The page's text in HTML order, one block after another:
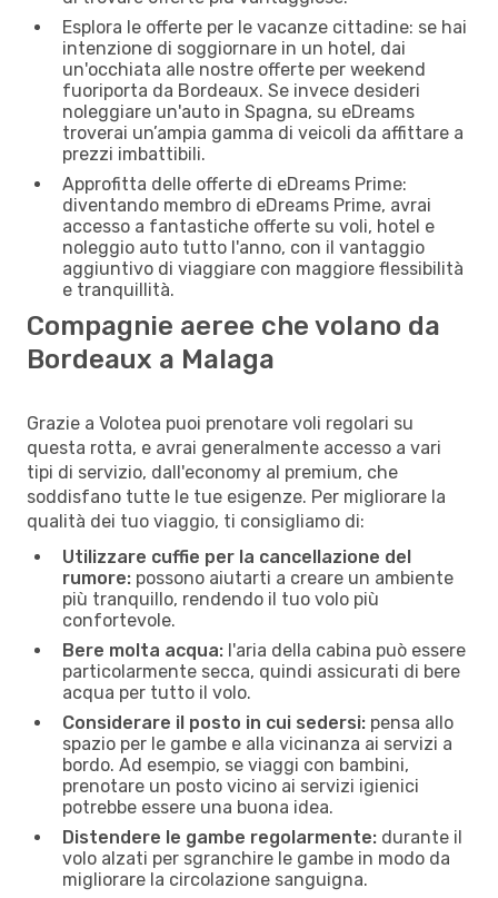
Esplora le offerte per le vacanze cittadine: se hai
intenzione di soggiornare in un hotel, dai
un'occhiata alle nostre offerte per weekend
fuoriporta da Bordeaux. Se invece desideri
noleggiare un'auto in Spagna, su eDreams
troverai un’ampia gamma di veicoli da affittare a
prezzi imbattibili.
Approfitta delle offerte di eDreams Prime:
diventando membro di eDreams Prime, avrai
accesso a fantastiche offerte su voli, hotel e
noleggio auto tutto l'anno, con il vantaggio
aggiuntivo di viaggiare con maggiore flessibilità
e tranquillità.
Compagnie aeree che volano da
Bordeaux a Malaga
Grazie a Volotea puoi prenotare voli regolari su
questa rotta, e avrai generalmente accesso a vari
tipi di servizio, dall'economy al premium, che
soddisfano tutte le tue esigenze. Per migliorare la
qualità dei tuo viaggio, ti consigliamo di:
Utilizzare cuffie per la cancellazione del
rumore: possono aiutarti a creare un ambiente
più tranquillo, rendendo il tuo volo più
confortevole.
Bere molta acqua: l'aria della cabina può essere
particolarmente secca, quindi assicurati di bere
acqua per tutto il volo.
Considerare il posto in cui sedersi: pensa allo
spazio per le gambe e alla vicinanza ai servizi a
bordo. Ad esempio, se viaggi con bambini,
prenotare un posto vicino ai servizi igienici
potrebbe essere una buona idea.
Distendere le gambe regolarmente: durante il
volo alzati per sgranchire le gambe in modo da
migliorare la circolazione sanguigna.